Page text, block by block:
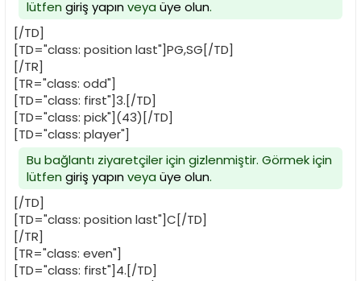
lütfen giriş yapınveya üye olun.
[/TD]
[TD="class: position last"]PG,SG[/TD]
[/TR]
[TR="class: odd"]
[TD="class: first"]3.[/TD]
[TD="class: pick"](43)[/TD]
[TD="class: player"]
Bu bağlantı ziyaretçiler için gizlenmiştir. Görmek için
lütfen giriş yapınveya üye olun.
[/TD]
[TD="class: position last"]C[/TD]
[/TR]
[TR="class: even"]
[TD="class: first"]4.[/TD]